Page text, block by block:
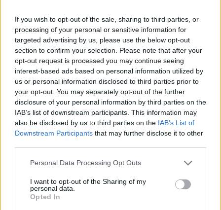
If you wish to opt-out of the sale, sharing to third parties, or
processing of your personal or sensitive information for
targeted advertising by us, please use the below opt-out
section to confirm your selection. Please note that after your
opt-out request is processed you may continue seeing
interest-based ads based on personal information utilized by
us or personal information disclosed to third parties prior to
your opt-out. You may separately opt-out of the further
disclosure of your personal information by third parties on the
IAB’s list of downstream participants. This information may
also be disclosed by us to third parties on the IAB’s List of
Downstream Participants that may further disclose it to other
Personal Data Processing Opt Outs
I want to opt-out of the Sharing of my
personal data.
Opted In
ΆΣΚΗΣΗ
Ποιος τραυματισμός καταστρέφει
την αθλητική καριέρα
Τελευταία Νέα
9 πράγματα που δεν πρέπει να
λέτε σε έναν επισκέπτη
Πάνω από 100 μωρά έχουν
γεννηθεί μέσω εξωσωματικής, με
την υποστήριξη της Be-Live